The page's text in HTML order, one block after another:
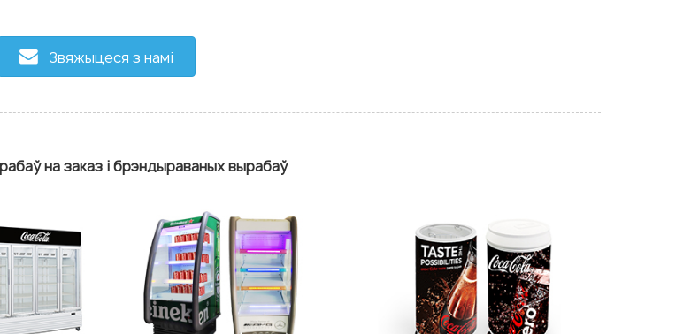
Звяжыцеся з намі
на заказ і брэндыраваных вырабаў